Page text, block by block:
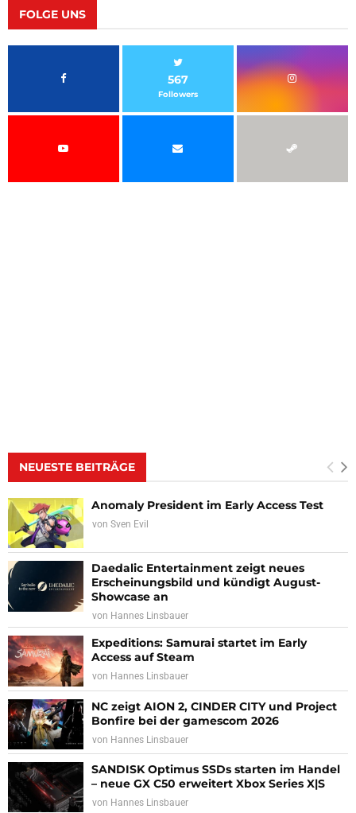
FOLGE UNS
567
Followers
NEUESTE BEITRÄGE
Anomaly President im Early Access Test
von Sven Evil
Daedalic Entertainment zeigt neues
Erscheinungsbild und kündigt August-
Showcase an
von Hannes Linsbauer
Expeditions: Samurai startet im Early
Access auf Steam
von Hannes Linsbauer
NC zeigt AION 2, CINDER CITY und Project
Bonfire bei der gamescom 2026
von Hannes Linsbauer
SANDISK Optimus SSDs starten im Handel
– neue GX C50 erweitert Xbox Series X|S
von Hannes Linsbauer